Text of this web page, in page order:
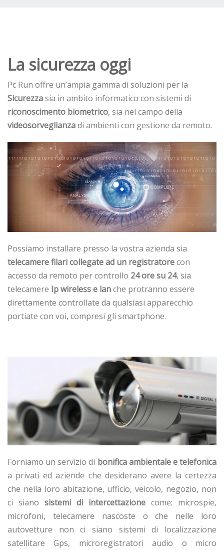
La sicurezza oggi
Pc Run offre un’ampia gamma di soluzioni per la
Sicurezzasia in ambito informatico con sistemi di
riconoscimento biometrico, sia nel campo della
videosorveglianzadi ambienti con gestione da remoto.
Possiamo installare presso la vostra azienda sia
telecamere filari collegate ad un registratorecon
accesso da remoto per controllo 24 ore su 24, sia
telecamere Ip wireless e lanche protranno essere
direttamente controllate da qualsiasi apparecchio
portiate con voi, compresi gli smartphone.
Forniamo un servizio di bonifica ambientale e telefonica
a privati ed aziende che desiderano avere la certezza
che nella loro abitazione, ufficio, veicolo, negozio, non
ci siano sistemi di intercettazione come: microspie,
microfoni, telecamere nascoste o che nelle loro
autovetture non ci siano sistemi di localizzazione
satellitare Gps, microregistratori audio o micro